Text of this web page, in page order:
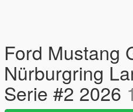
Ford Mustang
Nürburgring
Serie #2 2026